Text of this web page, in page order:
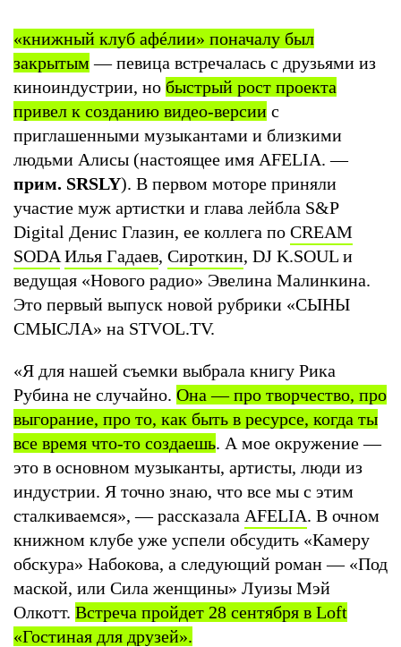
«книжный клуб афéлии» поначалу был
закрытым — певица встречалась с друзьями из
киноиндустрии, но быстрый рост проекта
привел к созданию видео-версии с
приглашенными музыкантами и близкими
людьми Алисы (настоящее имя AFELIA. —
прим. SRSLY). В первом моторе приняли
участие муж артистки и глава лейбла S&P
Digital Денис Глазин, ее коллега по CREAM
SODA Илья Гадаев, Сироткин, DJ K.SOUL и
ведущая «Нового радио» Эвелина Малинкина.
Это первый выпуск новой рубрики «СЫНЫ
СМЫСЛА» на STVOL.TV.
«Я для нашей съемки выбрала книгу Рика
Рубина не случайно. Она — про творчество, про
выгорание, про то, как быть в ресурсе, когда ты
все время что-то создаешь. А мое окружение —
это в основном музыканты, артисты, люди из
индустрии. Я точно знаю, что все мы с этим
сталкиваемся», — рассказала AFELIA. В очном
книжном клубе уже успели обсудить «Камеру
обскура» Набокова, а следующий роман — «Под
маской, или Сила женщины» Луизы Мэй
Олкотт. Встреча пройдет 28 сентября в Loft
«Гостиная для друзей».